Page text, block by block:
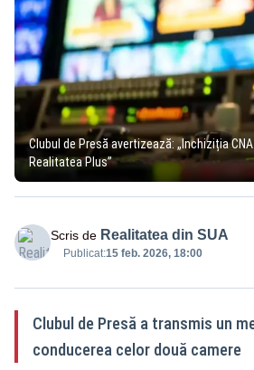
Clubul de Presă avertizează: „Inchiziția
Realitatea Plus”
Scris de Realitatea din SUA
Publicat:15 feb. 2026, 18:00
Clubul de Presă a transmis un
conducerea celor două camere